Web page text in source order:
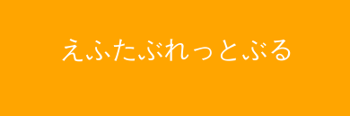
えふたぶれっとぶる